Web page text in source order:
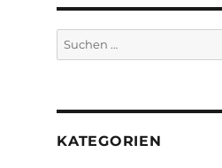
Suchen
nach:
KATEGORIEN